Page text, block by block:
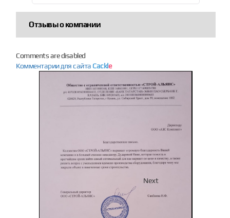
Отзывы о компании
Comments are disabled
Комментарии для сайта Cackle
Next